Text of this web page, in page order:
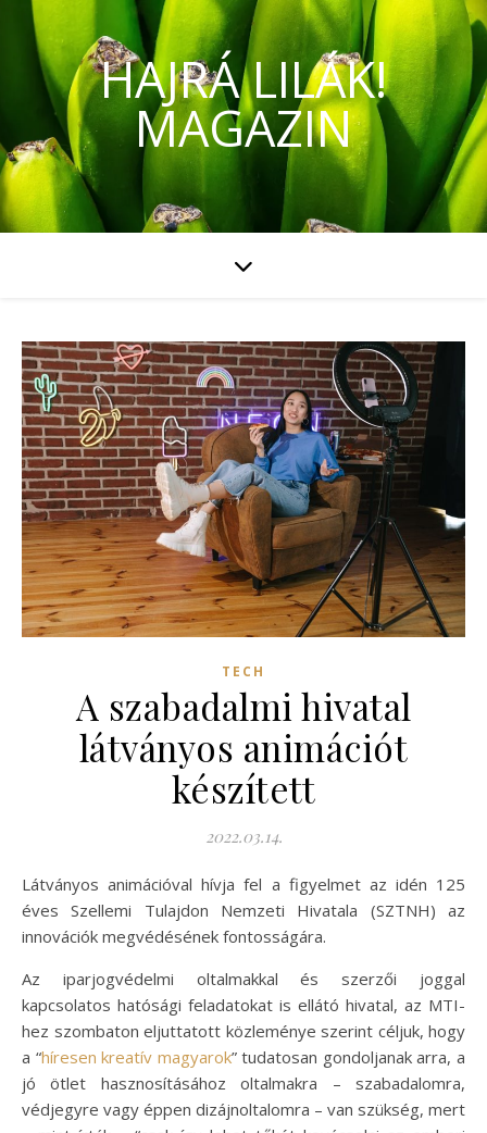
HAJRÁ LILÁK!
MAGAZIN
TECH
A szabadalmi hivatal
látványos animációt
készített
2022.03.14.
Látványos animációval hívja fel a figyelmet az idén 125
éves Szellemi Tulajdon Nemzeti Hivatala (SZTNH) az
innovációk megvédésének fontosságára.
Az iparjogvédelmi oltalmakkal és szerzői joggal
kapcsolatos hatósági feladatokat is ellátó hivatal, az MTI-
hez szombaton eljuttatott közleménye szerint céljuk, hogy
a “híresen kreatív magyarok” tudatosan gondoljanak arra, a
jó ötlet hasznosításához oltalmakra – szabadalomra,
védjegyre vagy éppen dizájnoltalomra – van szükség, mert